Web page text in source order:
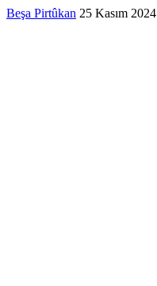
Beşa Pirtûkan 25 Kasım 2024